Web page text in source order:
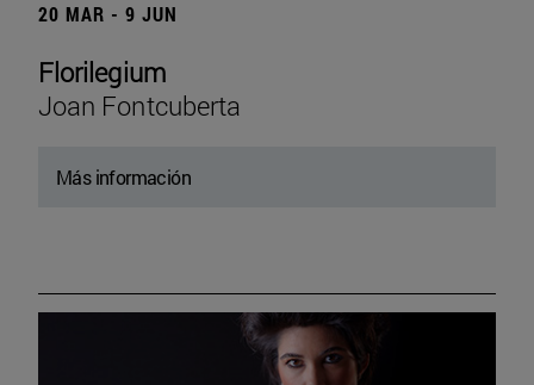
20 MAR - 9 JUN
Florilegium
Joan Fontcuberta
Más información